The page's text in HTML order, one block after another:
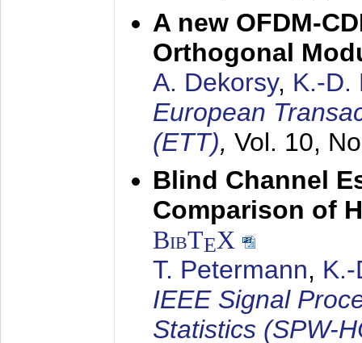
A new OFDM-
Orthogonal
A. Dekorsy, K.-D.
European
(ETT), Vol. 10,
Blind Channel
Comparison of
BibTEX
T. Petermann,
IEEE Signal
Statistics (SPW-